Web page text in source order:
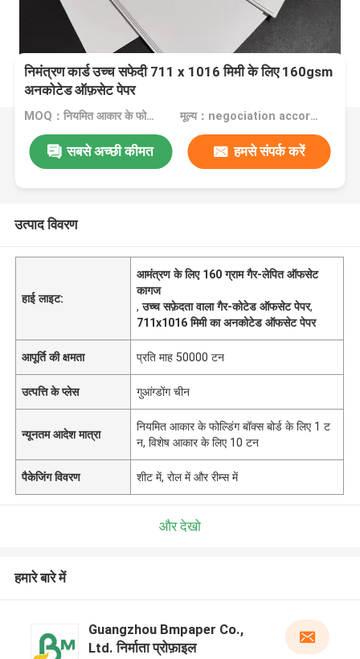
निमंत्रण कार्ड उच्च सफेदी 711 x 1016 मिमी के लिए 160gsm
अनकोटेड ऑफ़सेट पेपर
MOQ：नियमित आकार के फोल्डिंग बॉक्स बोर्ड के लिए 1 टन, विशेष आकार के लिए 10 टन मूल्य：negociation according to size, quantity and gsm
सबसे अच्छी कीमत हमसे संपर्क करें
उत्पाद विवरण
हाई लाइट:
आमंत्रण के लिए 160 ग्राम गैर-लेपित ऑफसेट
कागज
,उच्च सफ़ेदता वाला गैर-कोटेड ऑफसेट पेपर,
711x1016 मिमी का अनकोटेड ऑफसेट पेपर
आपूर्ति की क्षमता प्रति माह 50000 टन
उत्पत्ति के प्लेस गुआंग्डोंग चीन
न्यूनतम आदेश मात्रा
नियमित आकार के फोल्डिंग बॉक्स बोर्ड के लिए 1 ट
न, विशेष आकार के लिए 10 टन
पैकेजिंग विवरण शीट में, रोल में और रीम्स में
और देखो
हमारे बारे में
Guangzhou Bmpaper Co.,
Ltd. निर्माता प्रोफ़ाइल